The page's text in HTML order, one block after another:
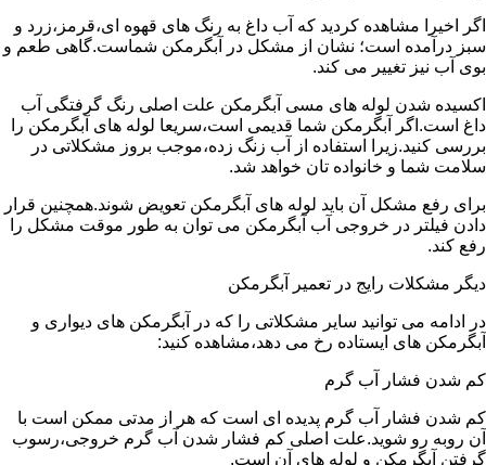
اگر اخیرا مشاهده کردید که آب داغ به رنگ های قهوه ای،قرمز،زرد و
سبز درآمده است؛ نشان از مشکل در آبگرمکن شماست.گاهی طعم و
بوی آب نیز تغییر می کند.
اکسیده شدن لوله های مسی آبگرمکن علت اصلی رنگ گرفتگی آب
داغ است.اگر آبگرمکن شما قدیمی است،سریعا لوله های آبگرمکن را
بررسی کنید.زیرا استفاده از آب زنگ زده،موجب بروز مشکلاتی در
سلامت شما و خانواده تان خواهد شد.
برای رفع مشکل آن باید لوله های آبگرمکن تعویض شوند.همچنین قرار
دادن فیلتر در خروجی آب آبگرمکن می توان به طور موقت مشکل را
رفع کند.
دیگر مشکلات رایج در تعمیر آبگرمکن
در ادامه می توانید سایر مشکلاتی را که در آبگرمکن های دیواری و
آبگرمکن های ایستاده رخ می دهد،مشاهده کنید:
کم شدن فشار آب گرم
کم شدن فشار آب گرم پدیده ای است که هر از مدتی ممکن است با
آن روبه رو شوید.علت اصلی کم فشار شدن آب گرم خروجی،رسوب
گرفتن آبگرمکن و لوله های آن است.